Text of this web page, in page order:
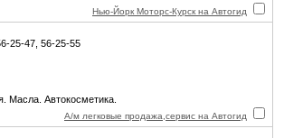
Нью-Йорк Моторс-Курск на Автогид
25-47, 56-25-55
Масла. Автокосметика.
А/м легковые продажа,сервис на Автогид